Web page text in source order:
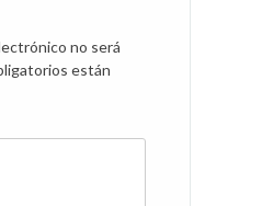
no será
están